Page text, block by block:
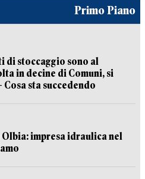
Primo Piano
di stoccaggio sono al
in decine di Comuni, si
sta succedendo
impresa idraulica nel